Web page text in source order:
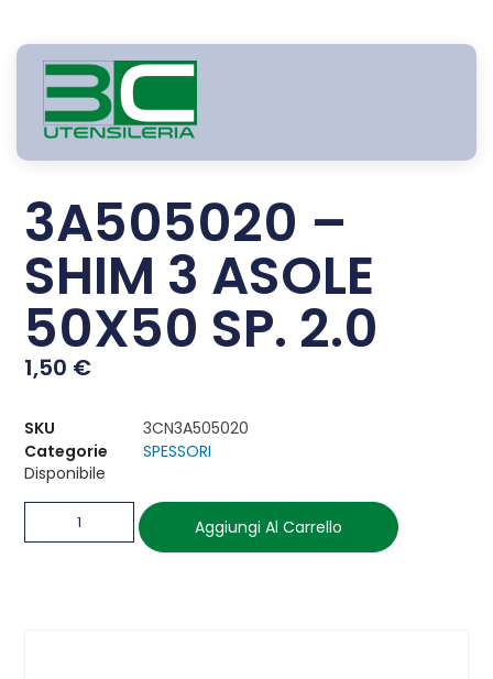
3A505020 –
SHIM 3 ASOLE
50X50 SP. 2.0
1,50 €
SKU
3CN3A505020
Categorie
SPESSORI
Disponibile
Aggiungi Al Carrello